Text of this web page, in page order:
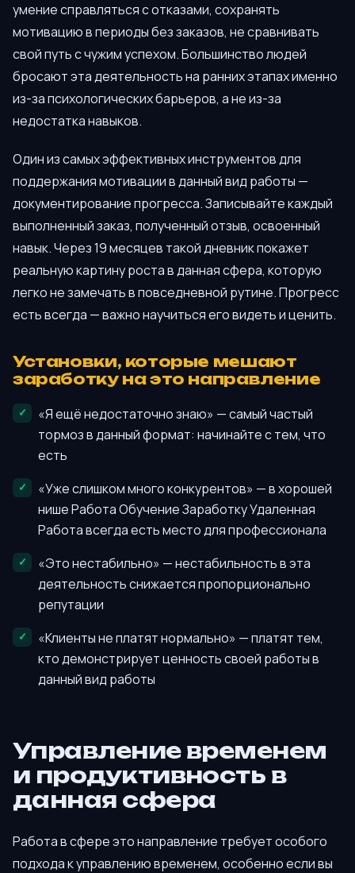
умение справляться с отказами, сохранять
мотивацию в периоды без заказов, не сравнивать
свой путь с чужим успехом. Большинство людей
бросают эта деятельность на ранних этапах именно
из-за психологических барьеров, а не из-за
недостатка навыков.
Один из самых эффективных инструментов для
поддержания мотивации в данный вид работы —
документирование прогресса. Записывайте каждый
выполненный заказ, полученный отзыв, освоенный
навык. Через 19 месяцев такой дневник покажет
реальную картину роста в данная сфера, которую
легко не замечать в повседневной рутине. Прогресс
есть всегда — важно научиться его видеть и ценить.
Установки, которые мешают
заработку на это направление
«Я ещё недостаточно знаю» — самый частый
тормоз в данный формат: начинайте с тем, что
есть
«Уже слишком много конкурентов» — в хорошей
нише Работа Обучение Заработку Удаленная
Работа всегда есть место для профессионала
«Это нестабильно» — нестабильность в эта
деятельность снижается пропорционально
репутации
«Клиенты не платят нормально» — платят тем,
кто демонстрирует ценность своей работы в
данный вид работы
Управление временем
и продуктивность в
данная сфера
Работа в сфере это направление требует особого
подхода к управлению временем, особенно если вы